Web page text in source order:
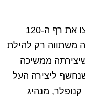
מכירות האלבומים שלהם כבר חצו את רף ה-120
משתווה רק להילת
ממשיכה
ליצירה העל
מנהיג